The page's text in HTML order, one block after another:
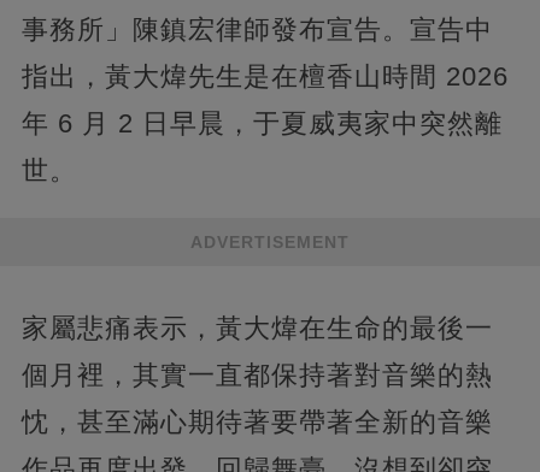
事務所」陳鎮宏律師發布宣告。宣告中
指出，黃大煒先生是在檀香山時間 2026
年 6 月 2 日早晨，于夏威夷家中突然離
世。
ADVERTISEMENT
家屬悲痛表示，黃大煒在生命的最後一
個月裡，其實一直都保持著對音樂的熱
忱，甚至滿心期待著要帶著全新的音樂